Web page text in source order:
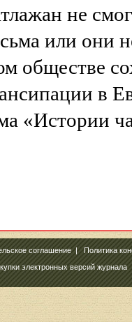
не
или они
обществе
в
«Истории
соглашение|Политика
электронных версий журнала